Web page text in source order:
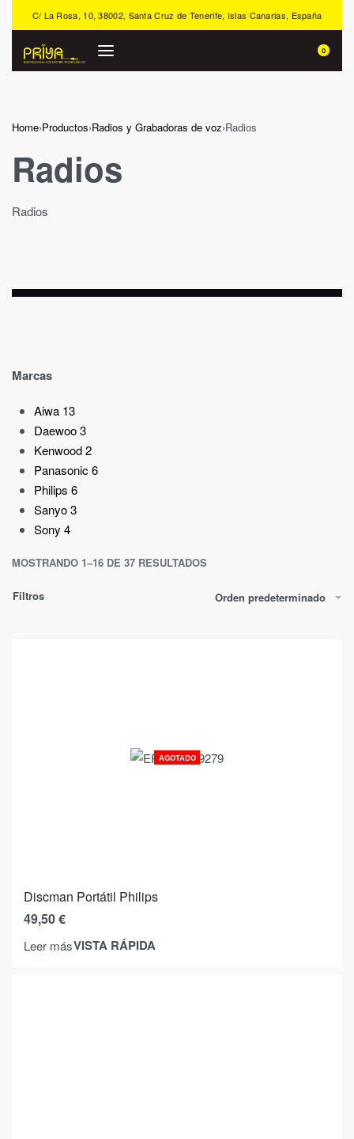
C/ La Rosa, 10, 38002, Santa Cruz de Tenerife, Islas Canarias, España
0
Home›Productos›Radios y Grabadoras de voz›Radios
Radios
Radios
Marcas
Aiwa 13
Daewoo3
Kenwood2
Panasonic 6
Philips 6
Sanyo3
Sony 4
MOSTRANDO 1–16 DE 37 RESULTADOS
Orden predeterminado
Filtros
AGOTADO
Discman Portátil Philips
49,50€
Leer másVISTA RÁPIDA